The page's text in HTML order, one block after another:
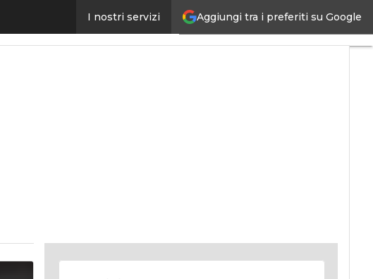
Aggiungi tra i preferiti su Google
I nostri servizi